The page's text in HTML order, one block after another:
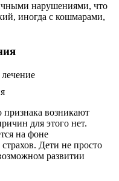
нарушениями, что
иногда с кошмарами,
признака возникают
для этого нет.
на фоне
Дети не просто
развитии